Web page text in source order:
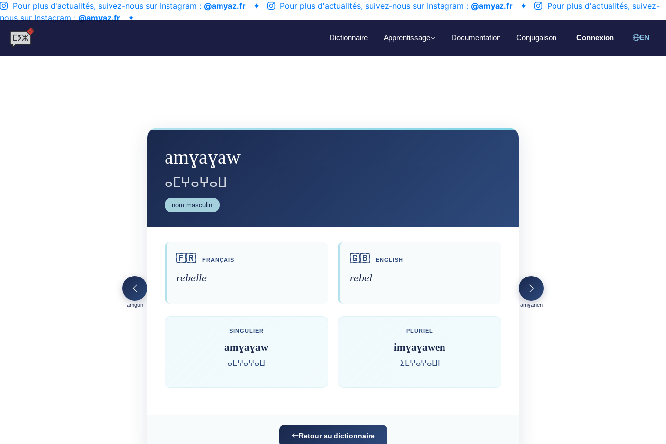
Pour plus d'actualités, suivez-nous sur Instagram : @amyaz.fr ✦ Pour plus d'actualités, suivez-nous sur Instagram : @amyaz.fr ✦
Pour plus d'actualités, suivez-
nous sur Instagram :@amyaz.fr✦
Dictionnaire Apprentissage Documentation Conjugaison Connexion EN
amgun
amɣaɣaw
ⴰⵎⵖⴰⵖⴰⵡ
nom masculin
🇫🇷 FRANÇAIS
rebelle
🇬🇧 ENGLISH
rebel
SINGULIER
amɣaɣaw
ⴰⵎⵖⴰⵖⴰⵡ
PLURIEL
imɣaɣawen
ⵉⵎⵖⴰⵖⴰⵡⵏ
Retour au dictionnaire
amɣanen